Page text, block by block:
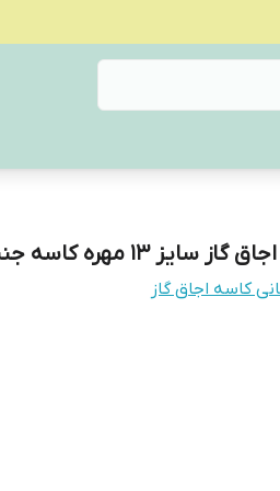
13 مهره کاسه جنس اهنی
کاسه اجاق گاز